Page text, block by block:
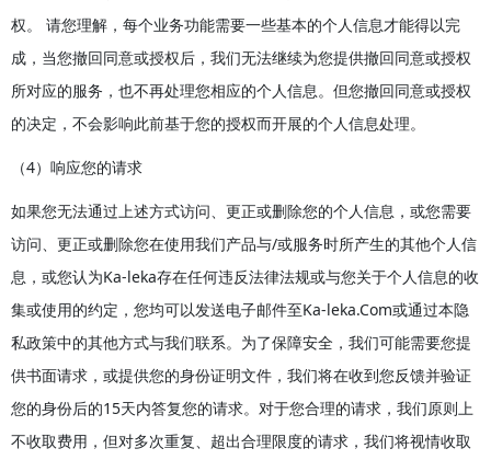
权。 请您理解，每个业务功能需要一些基本的个人信息才能得以完
成，当您撤回同意或授权后，我们无法继续为您提供撤回同意或授权
所对应的服务，也不再处理您相应的个人信息。但您撤回同意或授权
的决定，不会影响此前基于您的授权而开展的个人信息处理。
（4）响应您的请求
如果您无法通过上述方式访问、更正或删除您的个人信息，或您需要
访问、更正或删除您在使用我们产品与/或服务时所产生的其他个人信
息，或您认为Ka-leka存在任何违反法律法规或与您关于个人信息的收
集或使用的约定，您均可以发送电子邮件至Ka-leka.Com或通过本隐
私政策中的其他方式与我们联系。为了保障安全，我们可能需要您提
供书面请求，或提供您的身份证明文件，我们将在收到您反馈并验证
您的身份后的15天内答复您的请求。对于您合理的请求，我们原则上
不收取费用，但对多次重复、超出合理限度的请求，我们将视情收取